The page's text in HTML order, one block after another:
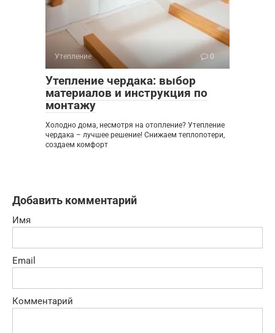
Утепление 0
Утепление чердака: выбор
материалов и инструкция по
монтажу
Холодно дома, несмотря на отопление? Утепление
чердака – лучшее решение! Снижаем теплопотери,
создаем комфорт
Добавить комментарий
Имя
Email
Комментарий